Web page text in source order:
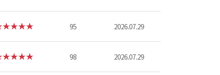
95 2026.07.29
98 2026.07.29